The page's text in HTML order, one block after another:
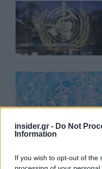
insider.gr - Do Not
Information
If you wish to opt-out of the